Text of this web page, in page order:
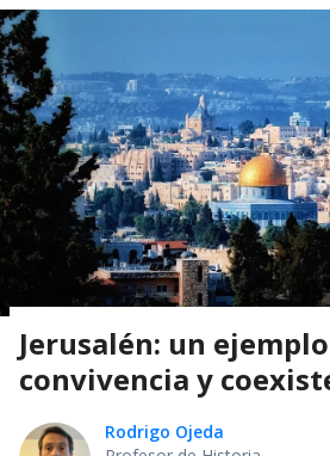
Jerusalén: un
convivencia y
Rodrigo Ojeda